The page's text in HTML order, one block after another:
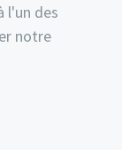
l'un des
notre